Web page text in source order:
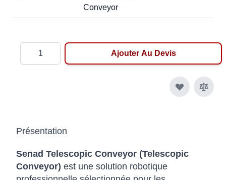
Conveyor
Ajouter Au Devis
Présentation
Senad Telescopic Conveyor (Telescopic
Conveyor) est une solution robotique